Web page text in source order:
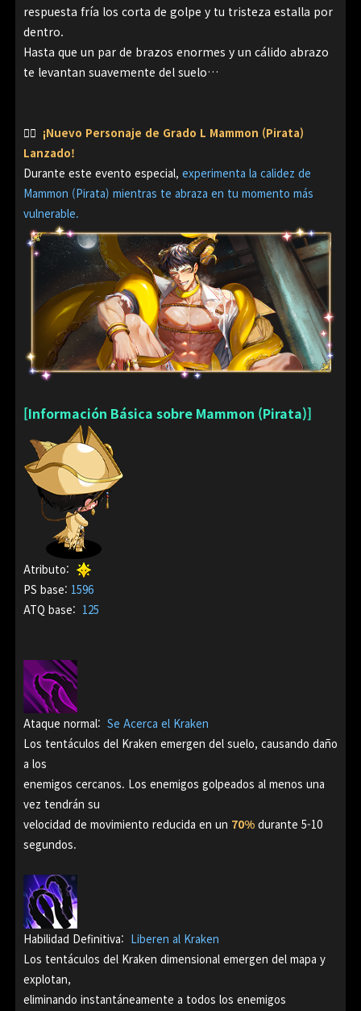
respuesta fría los corta de golpe y tu tristeza estalla por
dentro.
Hasta que un par de brazos enormes y un cálido abrazo
te levantan suavemente del suelo…
👉🏻 ¡Nuevo Personaje de Grado L Mammon (Pirata)
Lanzado!
Durante este evento especial, experimenta la calidez de
Mammon (Pirata) mientras te abraza en tu momento más
vulnerable.
[Información Básica sobre Mammon (Pirata)]
Atributo:
PS base: 1596
ATQ base: 125
Ataque normal: Se Acerca el Kraken
Los tentáculos del Kraken emergen del suelo, causando daño
a los
enemigos cercanos. Los enemigos golpeados al menos una
vez tendrán su
velocidad de movimiento reducida en un 70% durante 5-10
segundos.
Habilidad Definitiva: Liberen al Kraken
Los tentáculos del Kraken dimensional emergen del mapa y
explotan,
eliminando instantáneamente a todos los enemigos